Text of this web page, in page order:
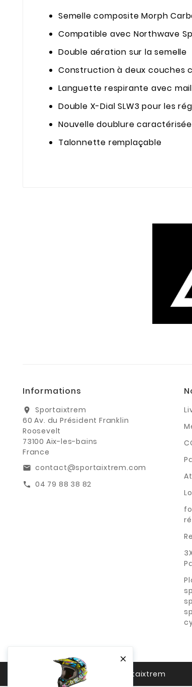

Semelle composite Morph
Compatible avec Northwave
Double aération sur la semelle
Construction à deux couches
Languette respirante avec
Double X-Dial SLW3 pour les
Nouvelle doublure
Talonnette remplaçable
Informations
location_on
Sportaixtrem
60 Av. du Président Franklin
Roosevelt
73100 Aix-les-bains
France
email contact@sportaixtrem.com
call 04 79 88 38 82
© 2026 - Sportaixtrem